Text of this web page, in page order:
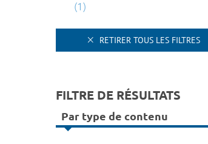
(1)
RETIRER TOUS LES FILTRES
FILTRE DE RÉSULTATS
Par type de contenu